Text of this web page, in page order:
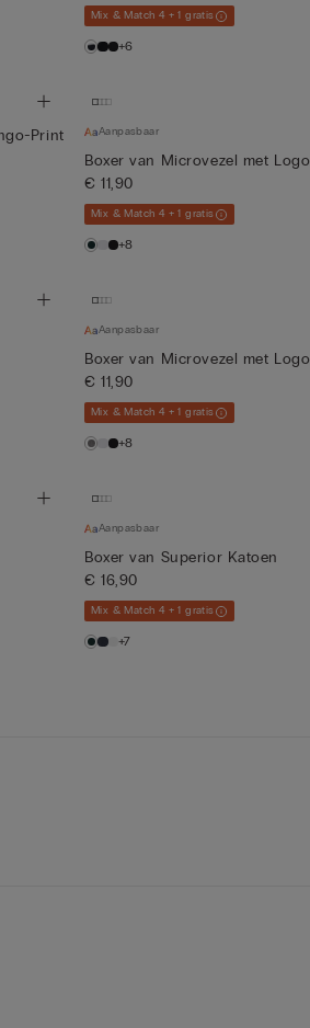
Mix & Match 4 + 1 gratis
+6
Print
Aanpasbaar
Boxer van Microvezel met Logo
€ 11,90
Mix & Match 4 + 1 gratis
+8
Aanpasbaar
Boxer van Microvezel met Logo
€ 11,90
Mix & Match 4 + 1 gratis
+8
Aanpasbaar
Boxer van Superior Katoen
€ 16,90
Mix & Match 4 + 1 gratis
+7